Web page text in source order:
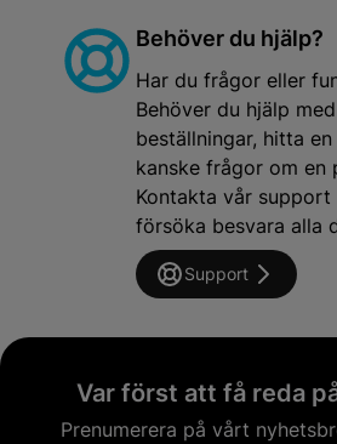
Behöver du hjälp?
Har du frågor eller
Behöver du hjälp
beställningar, hitta
kanske frågor om en
Kontakta vår support
försöka besvara alla
Support
Var först att få reda
Prenumerera på vårt